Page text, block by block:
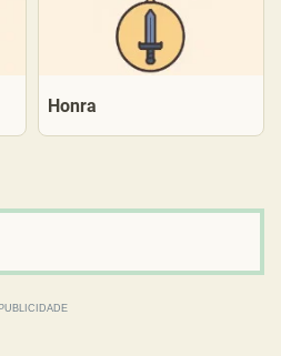
Honra